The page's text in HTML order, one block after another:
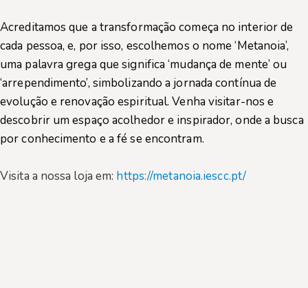
Acreditamos que a transformação começa no interior de
cada pessoa, e, por isso, escolhemos o nome ‘Metanoia’,
uma palavra grega que significa ‘mudança de mente’ ou
‘arrependimento’, simbolizando a jornada contínua de
evolução e renovação espiritual. Venha visitar-nos e
descobrir um espaço acolhedor e inspirador, onde a busca
por conhecimento e a fé se encontram.
Visita a nossa loja em: https://metanoia.iescc.pt/